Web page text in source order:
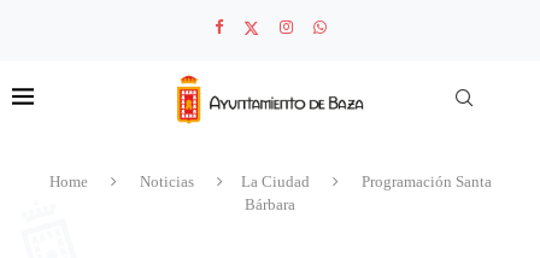
Home Noticias La Ciudad
Programación Santa
Bárbara